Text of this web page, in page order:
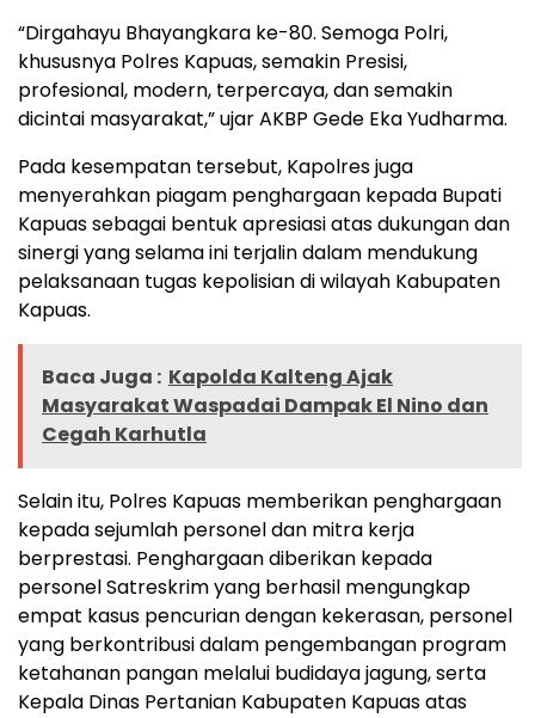
“Dirgahayu Bhayangkara ke-80. Semoga Polri,
khususnya Polres Kapuas, semakin Presisi,
profesional, modern, terpercaya, dan semakin
dicintai masyarakat,” ujar AKBP Gede Eka Yudharma.
Pada kesempatan tersebut, Kapolres juga
menyerahkan piagam penghargaan kepada Bupati
Kapuas sebagai bentuk apresiasi atas dukungan dan
sinergi yang selama ini terjalin dalam mendukung
pelaksanaan tugas kepolisian di wilayah Kabupaten
Kapuas.
Baca Juga : Kapolda Kalteng Ajak
Masyarakat Waspadai Dampak El Nino dan
Cegah Karhutla
Selain itu, Polres Kapuas memberikan penghargaan
kepada sejumlah personel dan mitra kerja
berprestasi. Penghargaan diberikan kepada
personel Satreskrim yang berhasil mengungkap
empat kasus pencurian dengan kekerasan, personel
yang berkontribusi dalam pengembangan program
ketahanan pangan melalui budidaya jagung, serta
Kepala Dinas Pertanian Kabupaten Kapuas atas